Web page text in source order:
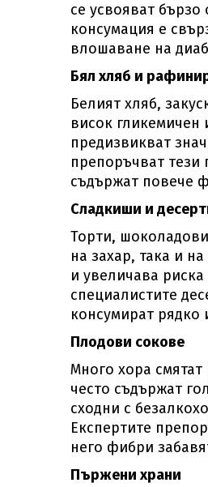
се усвояват
консумация е
влошаване на
Бял хляб и
Белият хляб,
висок гликемичен
предизвикват
препоръчват тези
съдържат повече
Сладкиши и
Торти,
на захар, така и
и увеличава
специалистите
консумират рядко
Плодови сокове
Много хора
често съдържат
сходни с
Експертите
него фибри
Пържени храни